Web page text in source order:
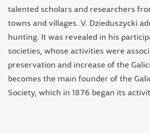
talented scholars and researchers
towns and villages. V. Dzieduszycki
hunting. It was revealed in his
societies, whose activities were
preservation and increase of the
becomes the main founder of the
Society, which in 1876 began its